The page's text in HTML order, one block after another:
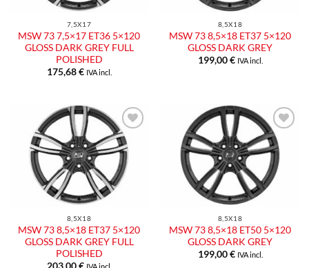
7,5X17
MSW 73 7,5×17 ET36 5×120
GLOSS DARK GREY FULL
POLISHED
175,68€ IVA incl.
8,5X18
MSW 73 8,5×18 ET37 5×120
GLOSS DARK GREY
199,00€ IVA incl.
Aggiungi
alla lista
dei
desideri
8,5X18
MSW 73 8,5×18 ET37 5×120
GLOSS DARK GREY FULL
POLISHED
Aggiungi
alla lista
dei
desideri
8,5X18
MSW 73 8,5×18 ET50 5×120
GLOSS DARK GREY
199,00€ IVA incl.